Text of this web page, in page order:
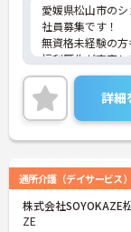
愛媛県松山市の
社員募集です！
無資格未経験の方
福利厚生が充実
◎残業は月10時間
立もしやすい環境
ご興味のある方
詳細をお話いた
い。
詳細
通所介護（デイサービス）
株式会社SOYOKAZE
ZE